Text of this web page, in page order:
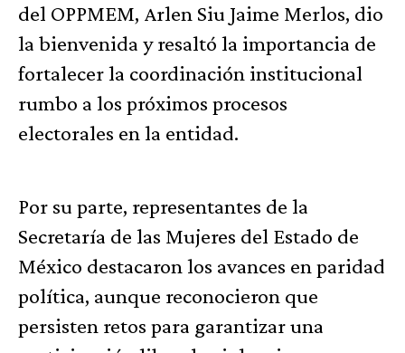
del OPPMEM, Arlen Siu Jaime Merlos, dio
la bienvenida y resaltó la importancia de
fortalecer la coordinación institucional
rumbo a los próximos procesos
electorales en la entidad.
Por su parte, representantes de la
Secretaría de las Mujeres del Estado de
México destacaron los avances en paridad
política, aunque reconocieron que
persisten retos para garantizar una